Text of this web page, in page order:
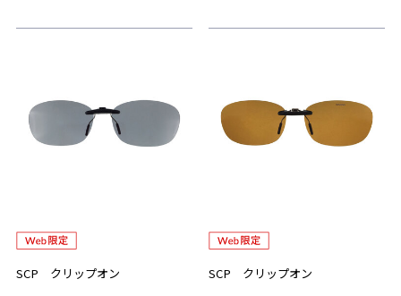
SCP クリップオン
SCP クリップオン